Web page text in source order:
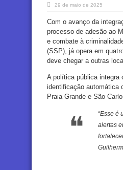
29 de maio de 2025
Com o avanço da
processo de adesão ao
e combate à
(SSP), já opera em
deve chegar a outras
A política pública integra
identificação automática
Praia Grande e São
“Esse é
alertas